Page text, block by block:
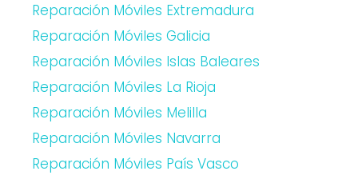
Reparación Móviles Extremadura
Reparación Móviles Galicia
Reparación Móviles Islas Baleares
Reparación Móviles La Rioja
Reparación Móviles Melilla
Reparación Móviles Navarra
Reparación Móviles País Vasco